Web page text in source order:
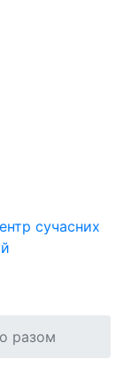
сучасних
разом